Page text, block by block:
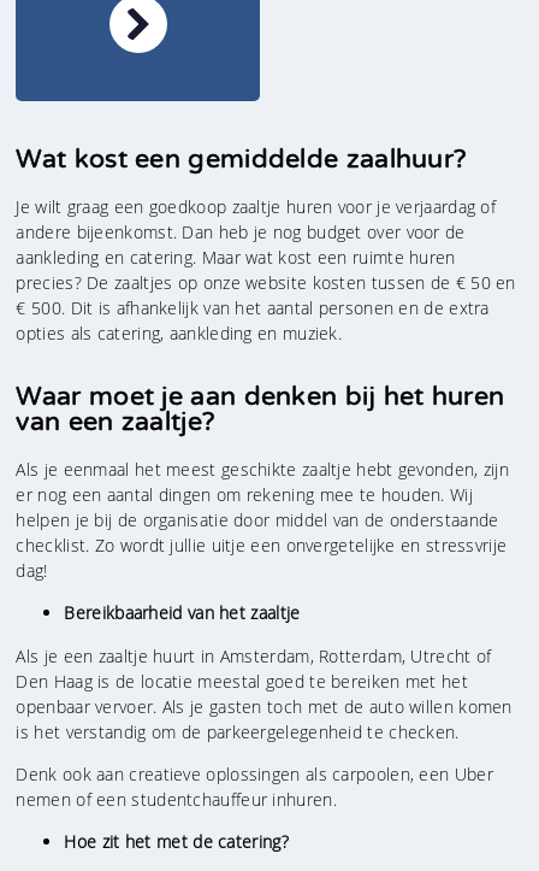
Wat kost een gemiddelde zaalhuur?
Je wilt graag een goedkoop zaaltje huren voor je verjaardag of
andere bijeenkomst. Dan heb je nog budget over voor de
aankleding en catering. Maar wat kost een ruimte huren
precies? De zaaltjes op onze website kosten tussen de € 50 en
€ 500. Dit is afhankelijk van het aantal personen en de extra
opties als catering, aankleding en muziek.
Waar moet je aan denken bij het huren
van een zaaltje?
Als je eenmaal het meest geschikte zaaltje hebt gevonden, zijn
er nog een aantal dingen om rekening mee te houden. Wij
helpen je bij de organisatie door middel van de onderstaande
checklist. Zo wordt jullie uitje een onvergetelijke en stressvrije
dag!
Bereikbaarheid van het zaaltje
Als je een zaaltje huurt in Amsterdam, Rotterdam, Utrecht of
Den Haag is de locatie meestal goed te bereiken met het
openbaar vervoer. Als je gasten toch met de auto willen komen
is het verstandig om de parkeergelegenheid te checken.
Denk ook aan creatieve oplossingen als carpoolen, een Uber
nemen of een studentchauffeur inhuren.
Hoe zit het met de catering?